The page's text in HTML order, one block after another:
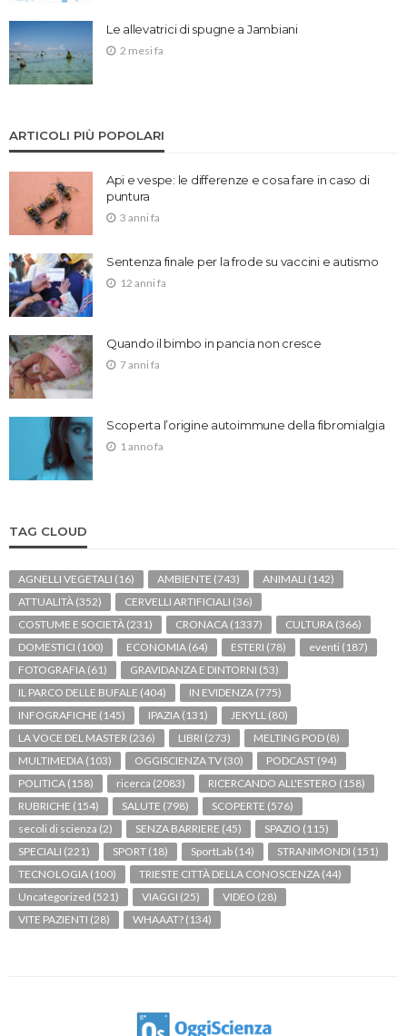
Le allevatrici di spugne a Jambiani
2 mesi fa
ARTICOLI PIÙ POPOLARI
Api e vespe: le differenze e cosa fare in caso di
puntura
3 anni fa
Sentenza finale per la frode su vaccini e autismo
12 anni fa
Quando il bimbo in pancia non cresce
7 anni fa
Scoperta l’origine autoimmune della fibromialgia
1 anno fa
TAG CLOUD
AGNELLI VEGETALI (16) AMBIENTE (743) ANIMALI (142)
ATTUALITÀ (352) CERVELLI ARTIFICIALI (36)
COSTUME E SOCIETÀ (231) CRONACA (1337) CULTURA (366)
DOMESTICI (100) ECONOMIA (64) ESTERI (78) eventi (187)
FOTOGRAFIA (61) GRAVIDANZA E DINTORNI (53)
IL PARCO DELLE BUFALE (404) IN EVIDENZA (775)
INFOGRAFICHE (145) IPAZIA (131) JEKYLL (80)
LA VOCE DEL MASTER (236) LIBRI (273) MELTING POD (8)
MULTIMEDIA (103) OGGISCIENZA TV (30) PODCAST (94)
POLITICA (158) ricerca (2083) RICERCANDO ALL'ESTERO (158)
RUBRICHE (154) SALUTE (798) SCOPERTE (576)
secoli di scienza (2) SENZA BARRIERE (45) SPAZIO (115)
SPECIALI (221) SPORT (18) SportLab (14) STRANIMONDI (151)
TECNOLOGIA (100) TRIESTE CITTÀ DELLA CONOSCENZA (44)
Uncategorized (521) VIAGGI (25) VIDEO (28)
VITE PAZIENTI (28) WHAAAT? (134)